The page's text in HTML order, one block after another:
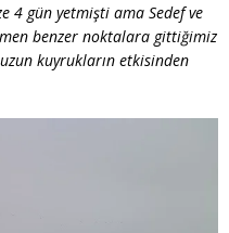
4 gün yetmişti ama Sedef ve
benzer noktalara gittiğimiz
kuyrukların etkisinden